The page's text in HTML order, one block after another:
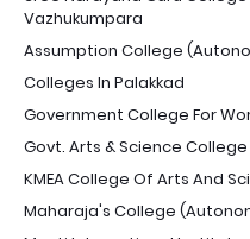
Vazhukumpara
Assumption College
Colleges In Palakkad
Government College For
Govt. Arts & Science
KMEA College Of Arts And
Maharaja's College